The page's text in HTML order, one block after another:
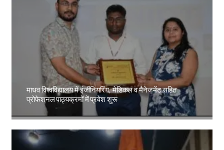
माधव विश्वविद्यालय में इंजीनियरिंग, मेडिकल व मैनेजमेंट सहित
प्रोफेशनल पाठ्यक्रमों में प्रवेश शुरू
Amit Lekh